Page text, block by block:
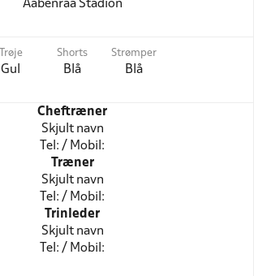
Aabenraa Stadion
Trøje
Gul
Shorts
Blå
Strømper
Blå
Cheftræner
Skjult navn
Tel: / Mobil:
Træner
Skjult navn
Tel: / Mobil:
Trinleder
Skjult navn
Tel: / Mobil: